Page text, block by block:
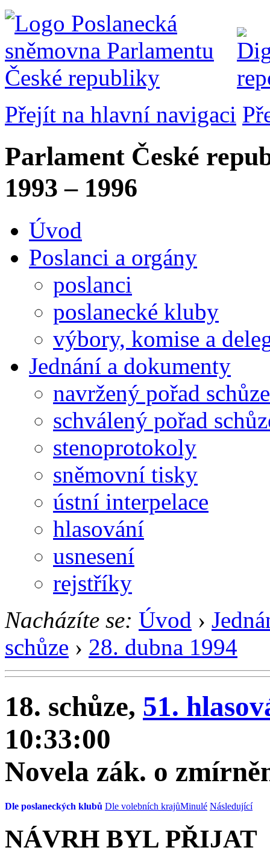
Přejít na hlavní navigaci
Parlament České
1993 – 1996
Úvod
Poslanci a orgány
poslanci
poslanecké kluby
výbory, komise a
Jednání a dokumenty
navržený pořad schůze
schválený pořad
stenoprotokoly
sněmovní tisky
ústní interpelace
hlasování
usnesení
rejstříky
Nacházíte se: Úvod ›
schůze › 28. dubna 1994
18. schůze, 51.
10:33:00
Novela zák. o
Dle poslaneckých klubů Dle volebních krajůMinulé Následující
NÁVRH BYL PŘIJAT